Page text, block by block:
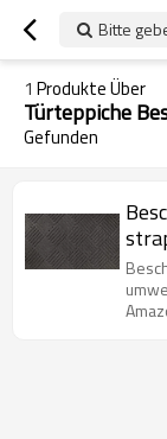
Bitte
1 Produkte Über
Türteppiche
Gefunden